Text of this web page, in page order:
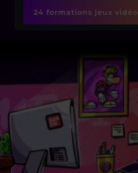
24 formations jeux vidéo